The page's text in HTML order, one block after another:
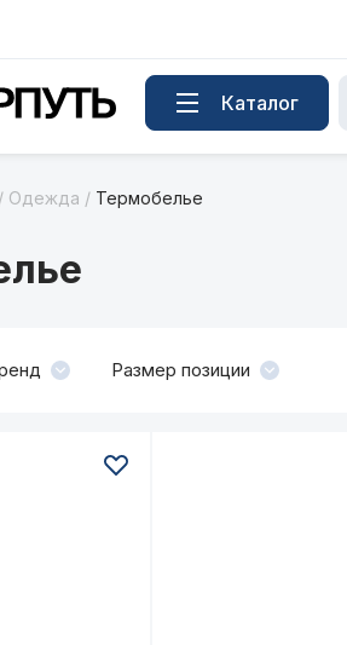
страницу Каталог
/ Одежда / Термобелье
Размер позиции